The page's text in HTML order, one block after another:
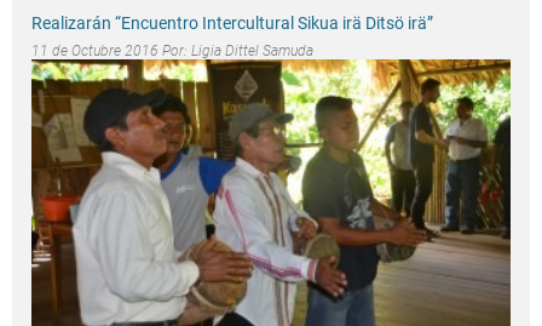
Realizarán “Encuentro Intercultural Sikua irä Ditsö irä”
11 de Octubre 2016 Por: Ligia Dittel Samuda